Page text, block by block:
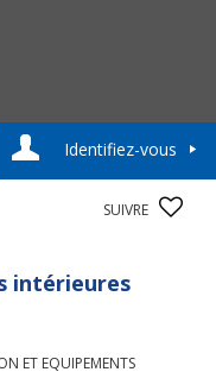
Identifiez-vous
SUIVRE
intérieures
ET EQUIPEMENTS